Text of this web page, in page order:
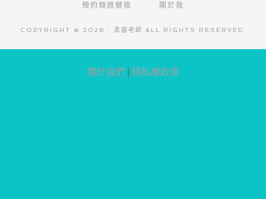
預約頻道健檢
關於我
COPYRIGHT © 2026 · 黑貓老師 ALL RIGHTS RESERVED.
關於我們 | 隱私權政策